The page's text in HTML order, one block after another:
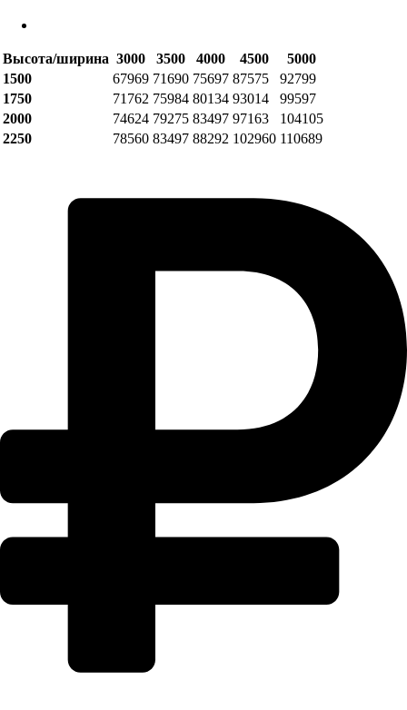
Высота/ширина 3000 3500 4000 4500
5000
1500
67969 71690 75697 87575
92799
1750
71762 75984 80134 93014
99597
2000
74624 79275 83497 97163
104105
2250
78560 83497 88292 102960 110689